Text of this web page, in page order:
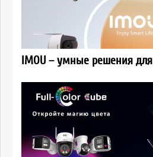
IMOU – умные решения